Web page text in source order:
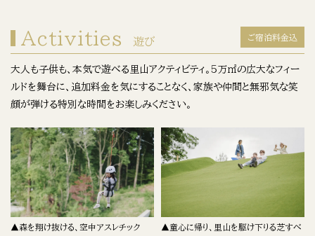
Activities 遊び ご宿泊料金込
大人も子供も、本気で遊べる里山アクティビティ。5万㎡の広大なフィー
ルドを舞台に、追加料金を気にすることなく、家族や仲間と無邪気な笑
顔が弾ける特別な時間をお楽しみください。
▲森を翔け抜ける、空中アスレチック
▲童心に帰り、里山を駆け下りる芝すべ